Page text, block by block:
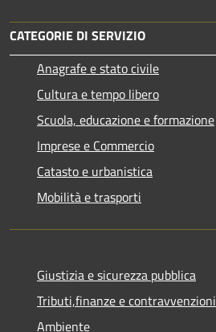
CATEGORIE DI SERVIZIO
Anagrafe e stato civile
Cultura e tempo libero
Scuola, educazione e formazione
Imprese e Commercio
Catasto e urbanistica
Mobilità e trasporti
Giustizia e sicurezza pubblica
Tributi,finanze e contravvenzioni
Ambiente